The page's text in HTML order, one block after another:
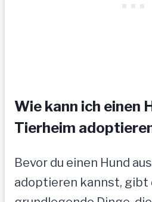
Wie kann ich einen
Tierheim
Bevor du einen Hund
adoptieren kannst, gibt